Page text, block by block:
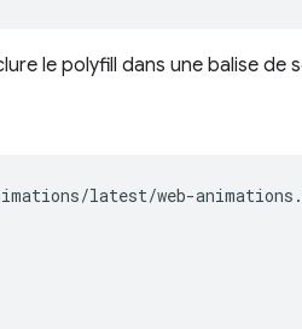
le polyfill dans une balise
latest/web-